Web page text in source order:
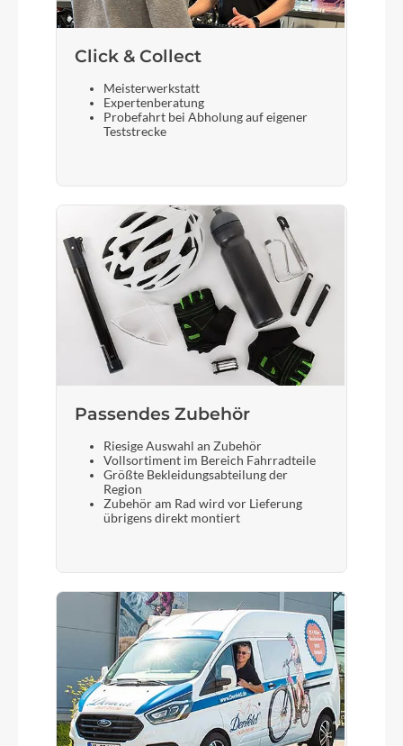
Click & Collect
Meisterwerkstatt
Expertenberatung
Probefahrt bei Abholung auf eigener
Teststrecke
Passendes Zubehör
Riesige Auswahl an Zubehör
Vollsortiment im Bereich Fahrradteile
Größte Bekleidungsabteilung der
Region
Zubehör am Rad wird vor Lieferung
übrigens direkt montiert